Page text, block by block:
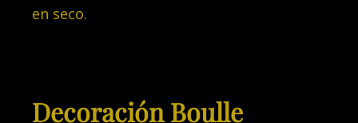
en seco.
Decoración Boulle